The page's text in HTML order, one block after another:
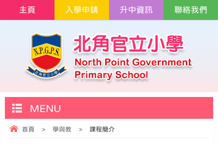
主頁 入學申請 升中資訊 聯絡我們
MENU
首頁 > 學與教 > 課程簡介